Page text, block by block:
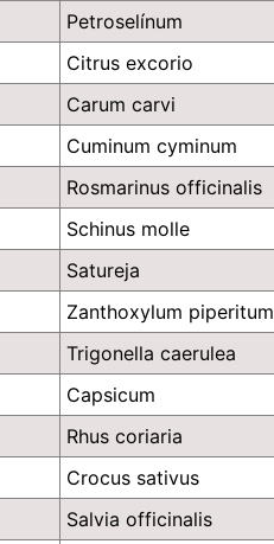
Petroselínum
Citrus excorio
Carum carvi
Cuminum cyminum
Rosmarinus officinalis
Schinus molle
Satureja
Zanthoxylum piperitum
Trigonella caerulea
Capsicum
Rhus coriaria
Crocus sativus
Salvia officinalis